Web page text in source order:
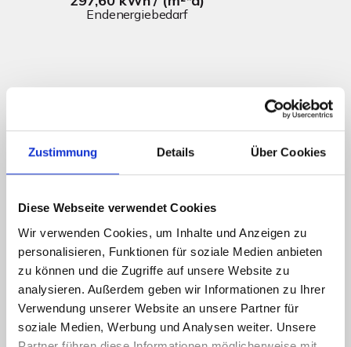
Zustimmung Details Über Cookies
Diese Webseite verwendet Cookies
Wir verwenden Cookies, um Inhalte und Anzeigen zu
personalisieren, Funktionen für soziale Medien anbieten
zu können und die Zugriffe auf unsere Website zu
analysieren. Außerdem geben wir Informationen zu Ihrer
Verwendung unserer Website an unsere Partner für
soziale Medien, Werbung und Analysen weiter. Unsere
Endenergiebedarf
Energieausweis Ausstelldatum
Energieausweis Jahrgang
ab dem 1.5.2014
Energieausweis Werteklasse
H
Energieausweis Baujahr
1960
Energieausweis Gebäudeart
Wohngebäude
Heizung
Zentralheizung